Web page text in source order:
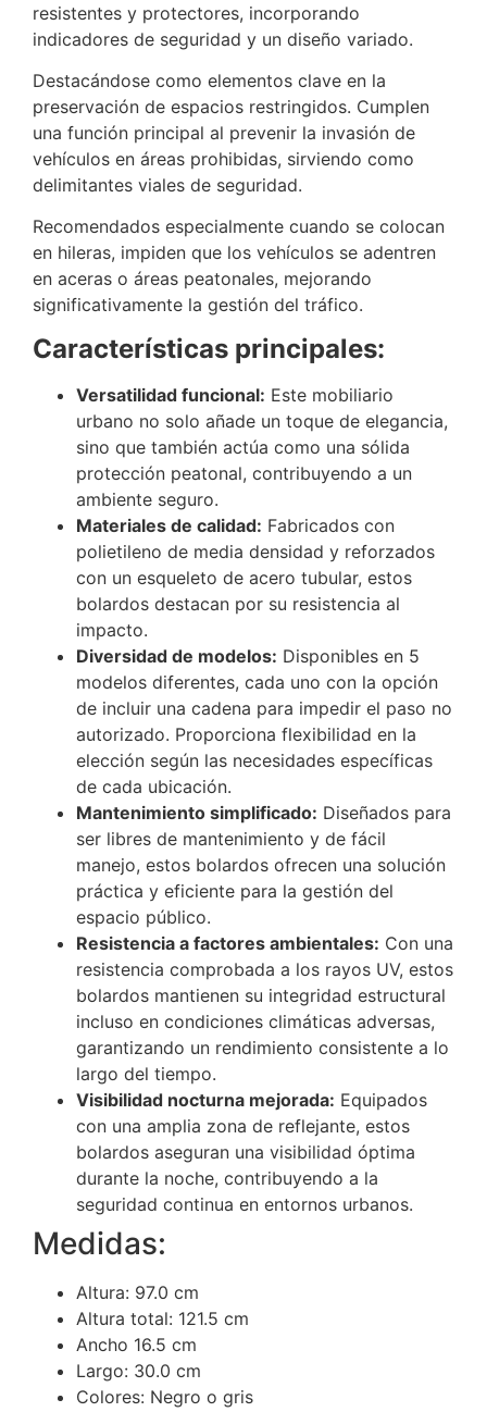
resistentes y protectores, incorporando
indicadores de seguridad y un diseño variado.
Destacándose como elementos clave en la
preservación de espacios restringidos. Cumplen
una función principal al prevenir la invasión de
vehículos en áreas prohibidas, sirviendo como
delimitantes viales de seguridad.
Recomendados especialmente cuando se colocan
en hileras, impiden que los vehículos se adentren
en aceras o áreas peatonales, mejorando
significativamente la gestión del tráfico.
Características principales:
Versatilidad funcional: Este mobiliario
urbano no solo añade un toque de elegancia,
sino que también actúa como una sólida
protección peatonal, contribuyendo a un
ambiente seguro.
Materiales de calidad: Fabricados con
polietileno de media densidad y reforzados
con un esqueleto de acero tubular, estos
bolardos destacan por su resistencia al
impacto.
Diversidad de modelos: Disponibles en 5
modelos diferentes, cada uno con la opción
de incluir una cadena para impedir el paso no
autorizado. Proporciona flexibilidad en la
elección según las necesidades específicas
de cada ubicación.
Mantenimiento simplificado: Diseñados para
ser libres de mantenimiento y de fácil
manejo, estos bolardos ofrecen una solución
práctica y eficiente para la gestión del
espacio público.
Resistencia a factores ambientales: Con una
resistencia comprobada a los rayos UV, estos
bolardos mantienen su integridad estructural
incluso en condiciones climáticas adversas,
garantizando un rendimiento consistente a lo
largo del tiempo.
Visibilidad nocturna mejorada: Equipados
con una amplia zona de reflejante, estos
bolardos aseguran una visibilidad óptima
durante la noche, contribuyendo a la
seguridad continua en entornos urbanos.
Medidas:
Altura: 97.0 cm
Altura total: 121.5 cm
Ancho 16.5 cm
Largo: 30.0 cm
Colores: Negro o gris